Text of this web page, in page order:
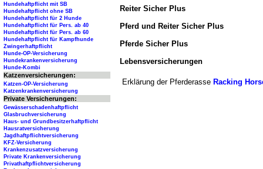
Reiter Sicher Plus
Pferd und Reiter Sicher Plus
Pferde Sicher Plus
Lebensversicherungen
Erklärung der Pferderasse Racking
Hundehaftpflicht mit SB
Hundehaftpflicht ohne SB
Hundehaftpflicht für 2 Hunde
Hundehaftpflicht für Pers. ab 40
Hundehaftpflicht für Pers. ab 60
Hundehaftpflicht für Kampfhunde
Zwingerhaftpflicht
Hunde-OP-Versicherung
Hundekrankenversicherung
Hunde-Kombi
Katzenversicherungen:
Katzen-OP-Versicherung
Katzenkrankenversicherung
Private Versicherungen:
Gewässerschadenhaftpflicht
Glasbruchversicherung
Haus- und Grundbesitzerhaftpflicht
Hausratversicherung
Jagdhaftpflichtversicherung
KFZ-Versicherung
Krankenzusatzversicherung
Private Krankenversicherung
Privathaftpflichtversicherung